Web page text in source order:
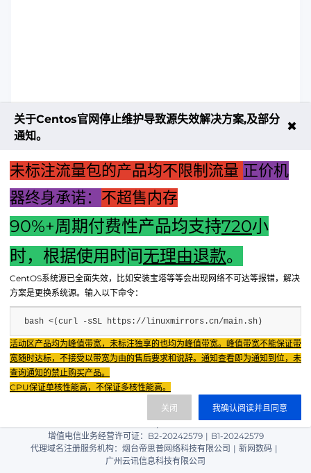
下一篇：河南高效蒸汽微雾主机：专业雾化技术，稳定性能表
现
Fenxun Tech 飞讯科技旗下云平台，相关服务主体：
重庆飞讯科技有限公司|中国电信股份有限公司荣昌分公司 提供网络服务 |
重庆飞讯科技有限公司|酷盾 提供CDN服务
渝ICP备2024034038号-1
渝公网安备50022602000851号
渝ICP证2024034038号 |
|
增值电信业务经营许可证：B2-20242579 | B1-20242579
代理域名注册服务机构：烟台帝思普网络科技有限公司 | 新网数码 |
广州云讯信息科技有限公司
关于Centos官网停止维护导致源失效解决方案,及部分
通知。
✖
未标注流量包的产品均不限制流量 正价机
器终身承诺： 不超售内存
90%+周期付费性产品均支持720小
时，根据使用时间无理由退款。
CentOS系统源已全面失效，比如安装宝塔等等会出现网络不可达等报错，解决
方案是更换系统源。输入以下命令：
bash <(curl -sSL https://linuxmirrors.cn/main.sh)
活动区产品均为峰值带宽，未标注独享的也均为峰值带宽。峰值带宽不能保证带
宽随时达标，不接受以带宽为由的售后要求和说辞。通知查看即为通知到位，未
查询通知的禁止购买产品。
CPU保证单核性能高，不保证多核性能高。
我确认阅读并且同意
关闭